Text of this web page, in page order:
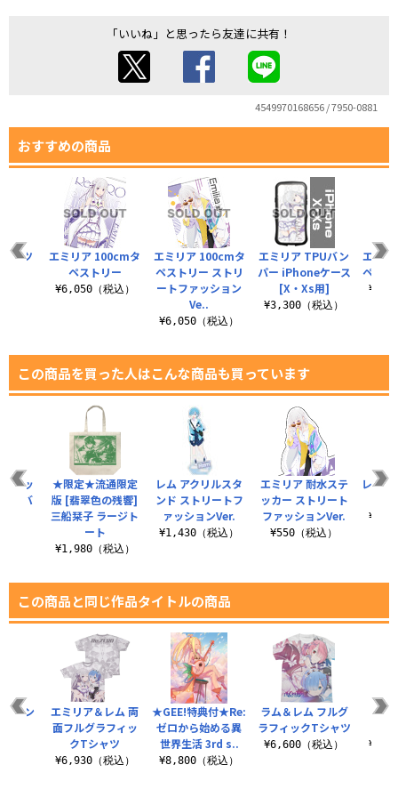
「いいね」と思ったら友達に共有！
4549970168656 / 7950-0881
おすすめの商品
エミリア 100cmタ
ペストリー ストリ
ートファッション
Ve..
¥6,050（税込）
エミリア TPUバン
パー iPhoneケース
[X・Xs用]
¥3,300（税込）
エミ
ペスト
ャツ
エミリア 100cmタ
ペストリー
¥6,050（税込）
この商品を買った人はこんな商品も買っています
レム アクリルスタ
ンド ストリートフ
ァッションVer.
¥1,430（税込）
エミリア 耐水ステ
ッカー ストリート
ファッションVer.
¥550（税込）
レム
ィッ
カバ
★限定★流通限定
版 [翡翠色の残響]
三船栞子 ラージト
ート
¥1,980（税込）
この商品と同じ作品タイトルの商品
★GEE!特典付★Re:
ゼロから始める異
世界生活 3rd s..
¥8,800（税込）
ラム＆レム フルグ
ラフィックTシャツ
¥6,600（税込）
ラム
リン
エミリア＆レム 両
面フルグラフィッ
クTシャツ
¥6,930（税込）